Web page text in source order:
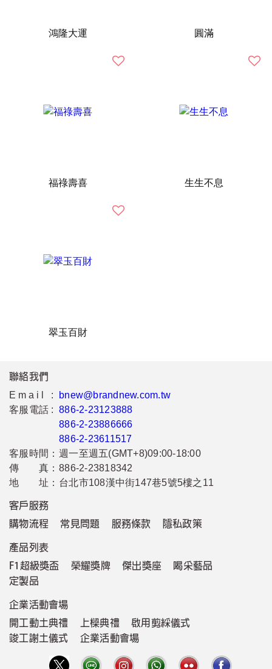
鴻隆大運 圓滿
福祿壽喜 生生不息
翠玉百財
聯絡我們
Email :
bnew@brandnew.com.tw
客服電話 : 886-2-23123888
886-2-23886666
886-2-23611517
客服時間： 週一至週五(GMT+8)09:00-18:00
傳 真： 886-2-23818342
地 址： 台北市108漢中街147巷5號5樓之11
客戶服務
購物流程
常見問題 服務條款 隱私政策
產品列表
F1超級獎盃
榮耀獎牌 傑出獎座
喝采藝品
定製品
企業活動會場
開工動土典禮
上樑典禮
啟用剪綵儀式
竣工謝土儀式
企業活動會場